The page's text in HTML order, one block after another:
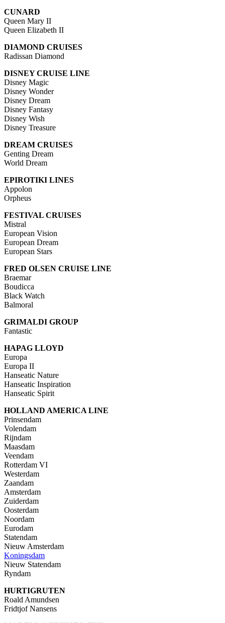
CUNARD
Queen Mary II
Queen Elizabeth II
DIAMOND CRUISES
Radissan Diamond
DISNEY CRUISE LINE
Disney Magic
Disney Wonder
Disney Dream
Disney Fantasy
Disney Wish
Disney Treasure
DREAM CRUISES
Genting Dream
World Dream
EPIROTIKI LINES
Appolon
Orpheus
FESTIVAL CRUISES
Mistral
European Vision
European Dream
European Stars
FRED OLSEN CRUISE LINE
Braemar
Boudicca
Black Watch
Balmoral
GRIMALDI GROUP
Fantastic
HAPAG LLOYD
Europa
Europa II
Hanseatic Nature
Hanseatic Inspiration
Hanseatic Spirit
HOLLAND AMERICA LINE
Prinsendam
Volendam
Rijndam
Maasdam
Veendam
Rotterdam VI
Westerdam
Zaandam
Amsterdam
Zuiderdam
Oosterdam
Noordam
Eurodam
Statendam
Nieuw Amsterdam
Koningsdam
Nieuw Statendam
Ryndam
HURTIGRUTEN
Roald Amundsen
Fridtjof Nansens